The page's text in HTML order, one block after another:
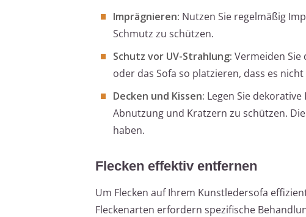
Imprägnieren: Nutzen Sie regelmäßig
Schmutz zu schützen.
Schutz vor UV-Strahlung: Vermeiden Sie
oder das Sofa so platzieren, dass es
Decken und Kissen: Legen Sie
Abnutzung und Kratzern zu schützen.
haben.
Flecken effektiv entfernen
Um Flecken auf Ihrem Kunstledersofa
Fleckenarten erfordern spezifische